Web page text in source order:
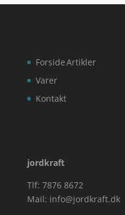
Forside
Varer
Kontakt
Artikler
jordkraft
Tlf: 7876 8672
Mail: info@jordkraft.dk